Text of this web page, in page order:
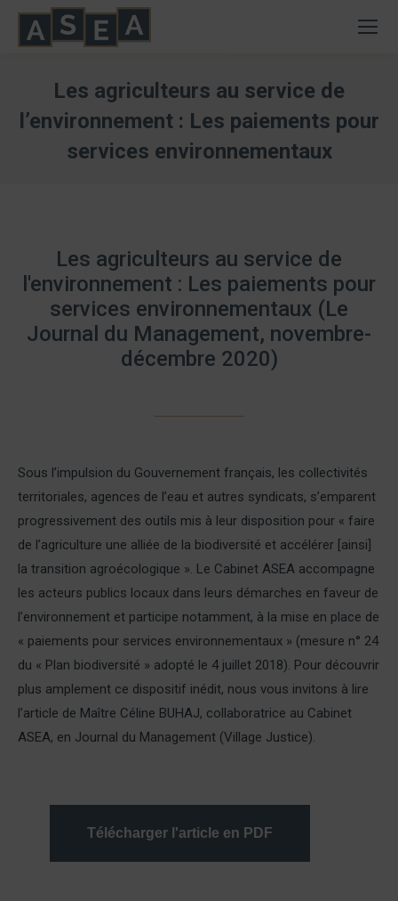
Les agriculteurs au service de
l’environnement : Les paiements pour
services environnementaux
Les agriculteurs au service de
l'environnement : Les paiements pour
services environnementaux (Le
Journal du Management, novembre-
décembre 2020)
Sous l’impulsion du Gouvernement français, les collectivités
territoriales, agences de l’eau et autres syndicats, s’emparent
progressivement des outils mis à leur disposition pour « faire
de l’agriculture une alliée de la biodiversité et accélérer [ainsi]
la transition agroécologique ». Le Cabinet ASEA accompagne
les acteurs publics locaux dans leurs démarches en faveur de
l’environnement et participe notamment, à la mise en place de
« paiements pour services environnementaux » (mesure n° 24
du « Plan biodiversité » adopté le 4 juillet 2018). Pour découvrir
plus amplement ce dispositif inédit, nous vous invitons à lire
l’article de Maître Céline BUHAJ, collaboratrice au Cabinet
ASEA, en Journal du Management (Village Justice).
Télécharger l'article en PDF